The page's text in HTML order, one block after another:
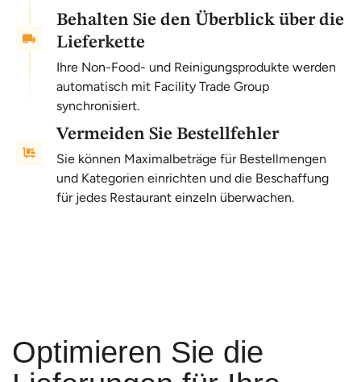
Behalten Sie den Überblick über die
Lieferkette
Ihre Non-Food- und Reinigungsprodukte werden
automatisch mit Facility Trade Group
synchronisiert.
Vermeiden Sie Bestellfehler
Sie können Maximalbeträge für Bestellmengen
und Kategorien einrichten und die Beschaffung
für jedes Restaurant einzeln überwachen.
Optimieren Sie die